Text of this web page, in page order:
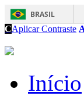
BRASIL
CAplicar Contraste
Início